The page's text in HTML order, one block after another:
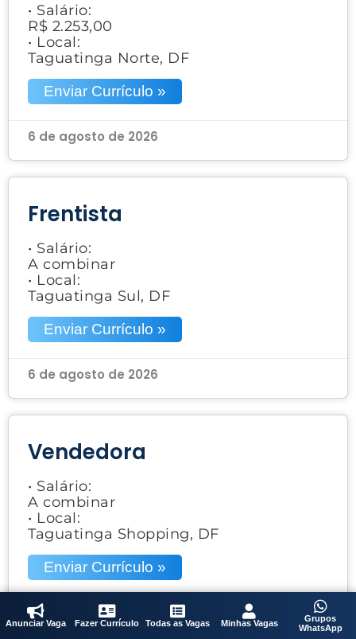
• Salário:
R$ 2.253,00
• Local:
Taguatinga Norte, DF
Enviar Currículo »
6 de agosto de 2026
Frentista
• Salário:
A combinar
• Local:
Taguatinga Sul, DF
Enviar Currículo »
6 de agosto de 2026
Vendedora
• Salário:
A combinar
• Local:
Taguatinga Shopping, DF
Enviar Currículo »
6 de agosto de 2026
Anunciar Vaga Fazer Currículo Todas as Vagas Minhas Vagas
Grupos
WhatsApp